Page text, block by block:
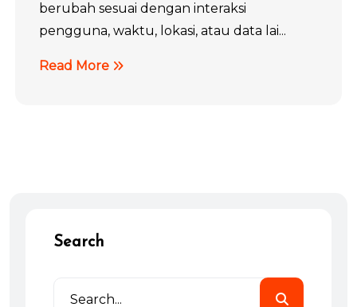
berubah sesuai dengan interaksi
pengguna, waktu, lokasi, atau data lai...
Read More
Search